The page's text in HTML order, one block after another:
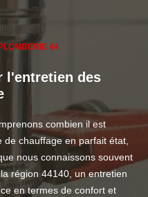
44
l'entretien des
combien il est
de chauffage en parfait état,
nous connaissons souvent
région 44140, un entretien
en termes de confort et